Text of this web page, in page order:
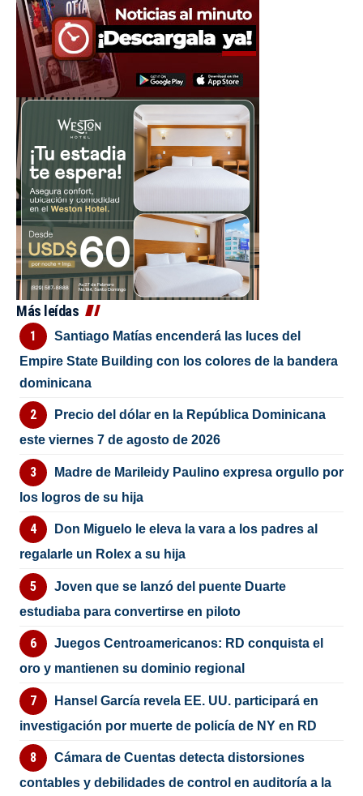
Más leídas
Santiago Matías encenderá las luces del
Empire State Building con los colores de la bandera
dominicana
Precio del dólar en la República Dominicana
este viernes 7 de agosto de 2026
Madre de Marileidy Paulino expresa orgullo por
los logros de su hija
Don Miguelo le eleva la vara a los padres al
regalarle un Rolex a su hija
Joven que se lanzó del puente Duarte
estudiaba para convertirse en piloto
Juegos Centroamericanos: RD conquista el
oro y mantienen su dominio regional
Hansel García revela EE. UU. participará en
investigación por muerte de policía de NY en RD
Cámara de Cuentas detecta distorsiones
contables y debilidades de control en auditoría a la